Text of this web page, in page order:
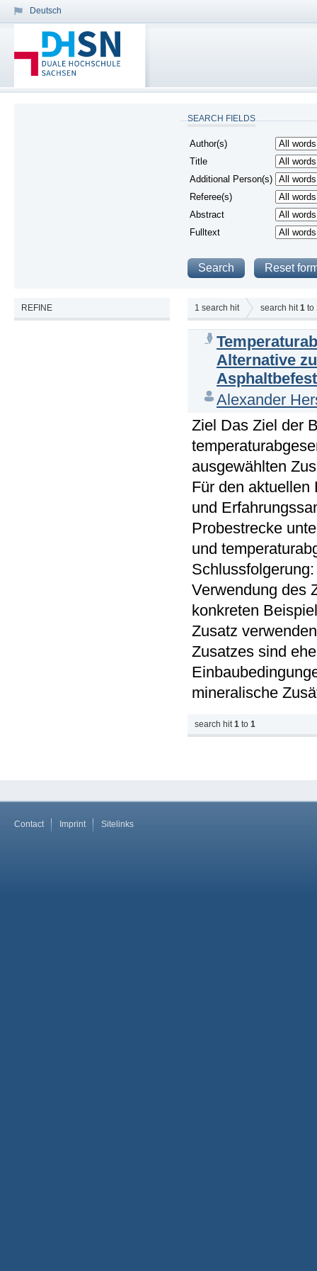
Deutsch
SEARCH FIELDS
Author(s)
Title
Additional Person(s)
Referee(s)
Abstract
Fulltext
REFINE 1 search hit search hit 1 to
Alternative
Alexander
Ziel Das Ziel der
ausgewählten
Für den aktuellen
und
Probestrecke
und
Verwendung des
konkreten
Zusatz
Zusatzes sind
mineralische
search hit1 to 1
Contact Imprint Sitelinks